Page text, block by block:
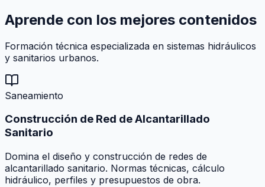
Aprende con los mejores contenidos
Formación técnica especializada en sistemas hidráulicos
y sanitarios urbanos.
Saneamiento
Construcción de Red de Alcantarillado
Sanitario
Domina el diseño y construcción de redes de
alcantarillado sanitario. Normas técnicas, cálculo
hidráulico, perfiles y presupuestos de obra.